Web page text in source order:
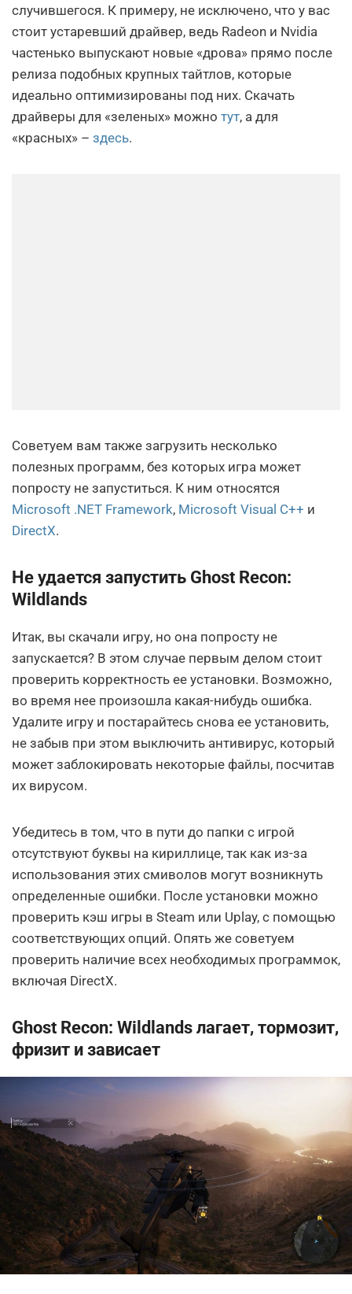
случившегося. К примеру, не исключено, что у вас
стоит устаревший драйвер, ведь Radeon и Nvidia
частенько выпускают новые «дрова» прямо после
релиза подобных крупных тайтлов, которые
идеально оптимизированы под них. Скачать
драйверы для «зеленых» можно тут, а для
«красных» – здесь.
Советуем вам также загрузить несколько
полезных программ, без которых игра может
попросту не запуститься. К ним относятся
Microsoft .NET Framework, Microsoft Visual C++ и
DirectX.
Не удается запустить Ghost Recon:
Wildlands
Итак, вы скачали игру, но она попросту не
запускается? В этом случае первым делом стоит
проверить корректность ее установки. Возможно,
во время нее произошла какая-нибудь ошибка.
Удалите игру и постарайтесь снова ее установить,
не забыв при этом выключить антивирус, который
может заблокировать некоторые файлы, посчитав
их вирусом.
Убедитесь в том, что в пути до папки с игрой
отсутствуют буквы на кириллице, так как из-за
использования этих смиволов могут возникнуть
определенные ошибки. После установки можно
проверить кэш игры в Steam или Uplay, с помощью
соответствующих опций. Опять же советуем
проверить наличие всех необходимых программок,
включая DirectX.
Ghost Recon: Wildlands лагает, тормозит,
фризит и зависает